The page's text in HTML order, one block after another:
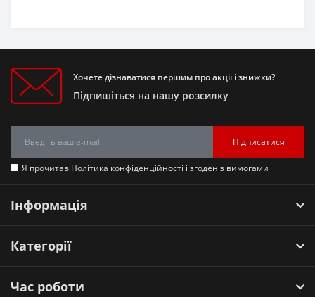
Хочете дізнаватися першим про акції і знижки?
Підпишіться на нашу розсилку
Підписатися
Я прочитав Політика конфіденційності і згоден з вимогами
Інформація
Категорії
Час роботи